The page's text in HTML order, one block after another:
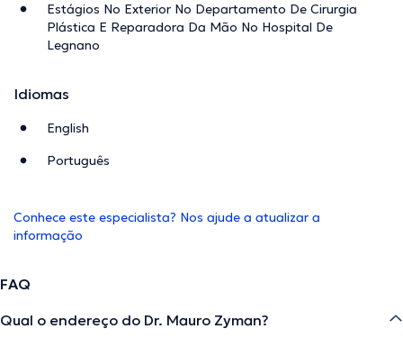
Estágios No Exterior No Departamento De Cirurgia
Plástica E Reparadora Da Mão No Hospital De
Legnano
Idiomas
English
Português
Conhece este especialista? Nos ajude a atualizar a
informação
FAQ
Qual o endereço do Dr. Mauro Zyman?